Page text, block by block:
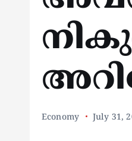
Economy July 31,